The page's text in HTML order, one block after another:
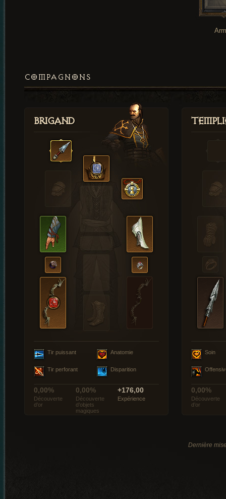
COMPAGNONS
Brigand
Tir puissant Anatomie
Tir perforant Disparition
0,00%
Découverte
d’or
0,00%
Découverte
d’objets
magiques
+176,00
Expérience
Soin
0,00%
Découverte
d’or
Dernière